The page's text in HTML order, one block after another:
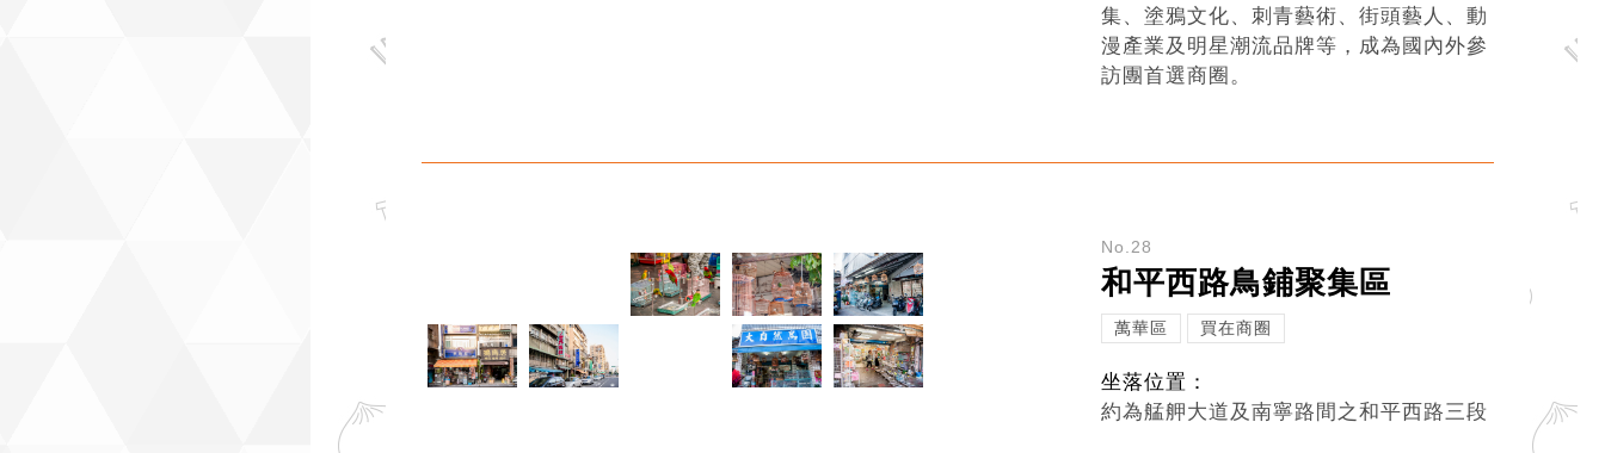
集、塗鴉文化、刺青藝術、街頭藝人、動
漫產業及明星潮流品牌等，成為國內外參
訪團首選商圈。
No.28
和平西路鳥鋪聚集區
萬華區 買在商圈
坐落位置：
約為艋舺大道及南寧路間之和平西路三段